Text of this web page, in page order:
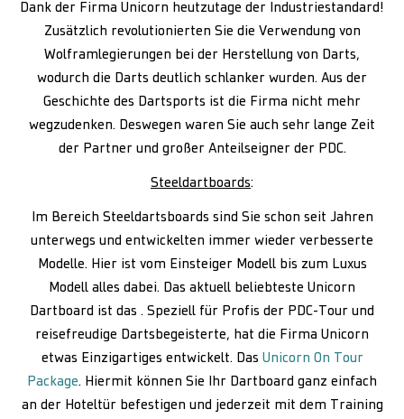
Dank der Firma Unicorn heutzutage der Industriestandard!
Zusätzlich revolutionierten Sie die Verwendung von
Wolframlegierungen bei der Herstellung von Darts,
wodurch die Darts deutlich schlanker wurden. Aus der
Geschichte des Dartsports ist die Firma nicht mehr
wegzudenken. Deswegen waren Sie auch sehr lange Zeit
der Partner und großer Anteilseigner der PDC.
Steeldartboards:
Im Bereich Steeldartsboards sind Sie schon seit Jahren
unterwegs und entwickelten immer wieder verbesserte
Modelle. Hier ist vom Einsteiger Modell bis zum Luxus
Modell alles dabei. Das aktuell beliebteste Unicorn
Dartboard ist das . Speziell für Profis der PDC-Tour und
reisefreudige Dartsbegeisterte, hat die Firma Unicorn
etwas Einzigartiges entwickelt. Das Unicorn On Tour
Package. Hiermit können Sie Ihr Dartboard ganz einfach
an der Hoteltür befestigen und jederzeit mit dem Training